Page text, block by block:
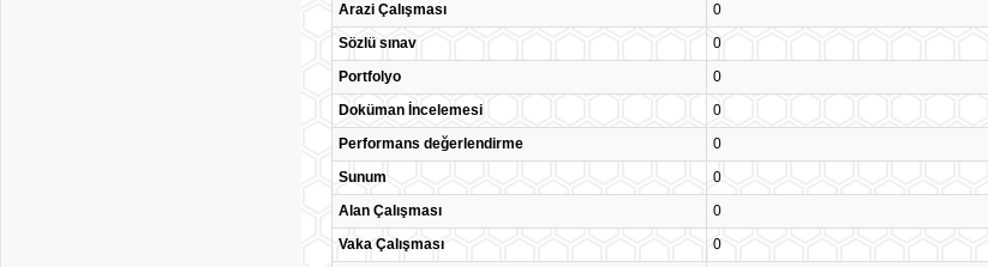
Arazi Çalışması
0
Sözlü sınav
0
Portfolyo
0
Doküman İncelemesi
0
Performans değerlendirme
0
Sunum
0
Alan Çalışması
0
Vaka Çalışması
0